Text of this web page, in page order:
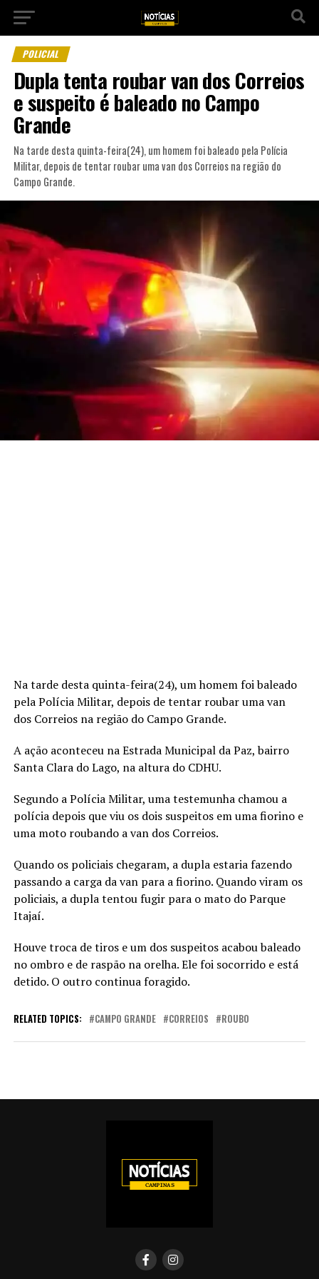
POLICIAL
Dupla tenta roubar van dos Correios
e suspeito é baleado no Campo
Grande
Na tarde desta quinta-feira(24), um homem foi baleado pela Polícia
Militar, depois de tentar roubar uma van dos Correios na região do
Campo Grande.
Na tarde desta quinta-feira(24), um homem foi baleado
pela Polícia Militar, depois de tentar roubar uma van
dos Correios na região do Campo Grande.
A ação aconteceu na Estrada Municipal da Paz, bairro
Santa Clara do Lago, na altura do CDHU.
Segundo a Polícia Militar, uma testemunha chamou a
polícia depois que viu os dois suspeitos em uma fiorino e
uma moto roubando a van dos Correios.
Quando os policiais chegaram, a dupla estaria fazendo
passando a carga da van para a fiorino. Quando viram os
policiais, a dupla tentou fugir para o mato do Parque
Itajaí.
Houve troca de tiros e um dos suspeitos acabou baleado
no ombro e de raspão na orelha. Ele foi socorrido e está
detido. O outro continua foragido.
RELATED TOPICS: CAMPO GRANDE CORREIOS ROUBO